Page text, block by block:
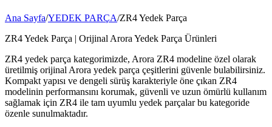
Ana Sayfa/YEDEK PARÇA/ZR4 Yedek Parça
ZR4 Yedek Parça | Orijinal Arora Yedek Parça Ürünleri
ZR4 yedek parça kategorimizde, Arora ZR4 modeline özel olarak
üretilmiş orijinal Arora yedek parça çeşitlerini güvenle bulabilirsiniz.
Kompakt yapısı ve dengeli sürüş karakteriyle öne çıkan ZR4
modelinin performansını korumak, güvenli ve uzun ömürlü kullanım
sağlamak için ZR4 ile tam uyumlu yedek parçalar bu kategoride
özenle sunulmaktadır.